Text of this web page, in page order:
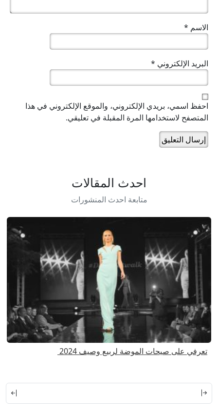
الاسم *
البريد الإلكتروني *
احفظ اسمي، بريدي الإلكتروني، والموقع الإلكتروني في هذا
المتصفح لاستخدامها المرة المقبلة في تعليقي.
احدث المقالات
متابعة احدث المنشورات
تعرفي على صيحات الموضة لربيع وصيف 2024